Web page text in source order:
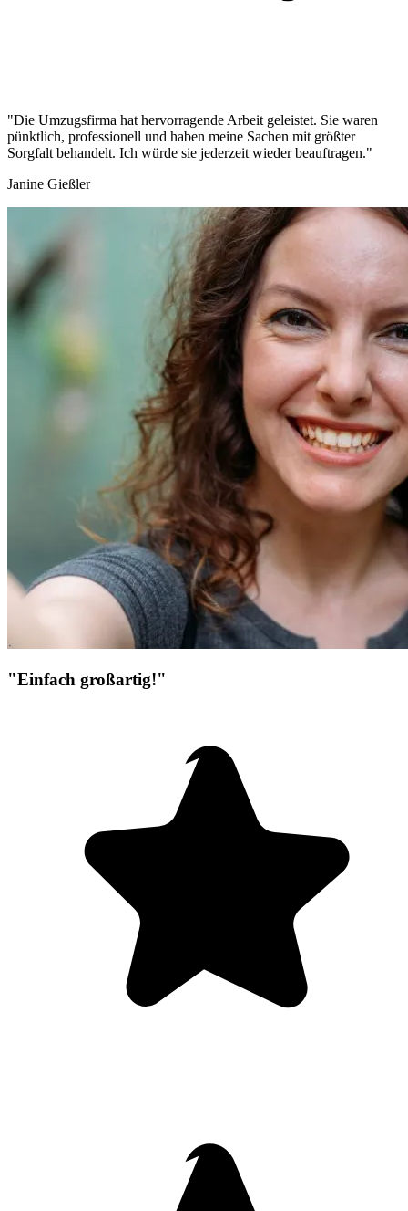
"Die Umzugsfirma hat hervorragende Arbeit geleistet. Sie waren
pünktlich, professionell und haben meine Sachen mit größter
Sorgfalt behandelt. Ich würde sie jederzeit wieder beauftragen."
Janine Gießler
"Einfach großartig!"